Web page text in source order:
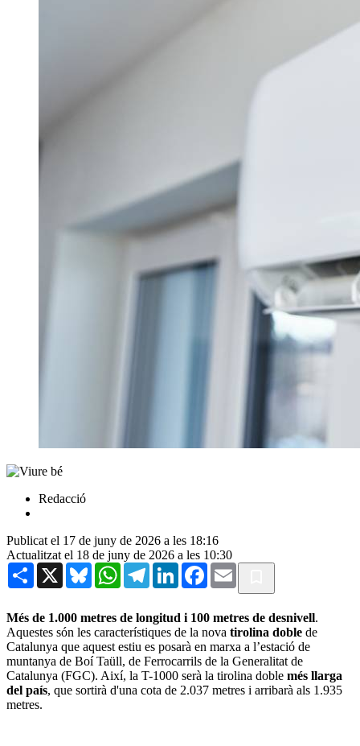
Redacció
Publicat el 17 de juny de 2026 a les 18:16
Actualitzat el 18 de juny de 2026 a les 10:30
Share X BlueskyWhatsAppTelegramLinkedInFacebook
Email
Més de 1.000 metres de longitud i 100 metres de desnivell.
Aquestes són les característiques de la nova tirolina doble de
Catalunya que aquest estiu es posarà en marxa a l’estació de
muntanya de Boí Taüll, de Ferrocarrils de la Generalitat de
Catalunya (FGC). Així, la T-1000 serà la tirolina doble més llarga
del país, que sortirà d'una cota de 2.037 metres i arribarà als 1.935
metres.